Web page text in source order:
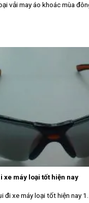
vải may áo khoác mùa
xe máy loại tốt hiện nay
đi xe máy loại tốt hiện nay